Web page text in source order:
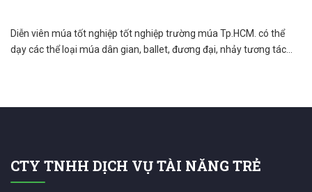
Diễn viên múa tốt nghiệp tốt nghiệp trường múa Tp.HCM. có thể
dạy các thể loại múa dân gian, ballet, đương đại, nhảy tương tác...
CTY TNHH DỊCH VỤ TÀI NĂNG TRẺ